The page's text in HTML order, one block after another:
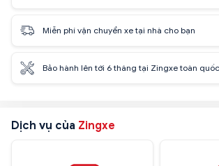
Miễn phí vận chuyển xe tại nhà cho bạn
Bảo hành lên tới 6 tháng tại Zingxe toàn quốc
Dịch vụ của Zingxe